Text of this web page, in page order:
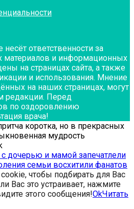
ответственности за
материалов и информационных
на страницах сайта, а также
и использования. Мнение
на наших страницах, могут
редакции. Перед
по оздоровлению
врача!
коротка, но в прекрасных
мудрость
дочерью и мамой запечатлели
семьи восхитили фанатов
чтобы подбирать для Вас
Вас это устраивает, нажмите
этого сообщения!OkЧитать